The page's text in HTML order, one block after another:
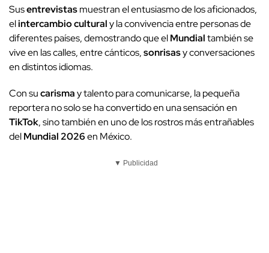
Susentrevistasmuestran el entusiasmo de los aficionados,
elintercambio culturaly la convivencia entre personas de
diferentes países, demostrando que elMundialtambién se
vive en las calles, entre cánticos,sonrisasy conversaciones
en distintos idiomas.
Con sucarismay talento para comunicarse, la pequeña
reportera no solo se ha convertido en una sensación en
TikTok, sino también en uno de los rostros más entrañables
delMundial 2026en México.
▼ Publicidad